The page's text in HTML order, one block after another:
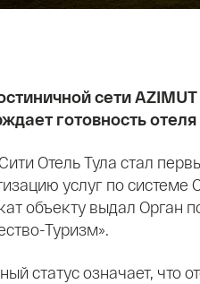
сети
готовность
Отель Тула стал
услуг по
объекту выдал Орган
Туризм».
статус означает, что